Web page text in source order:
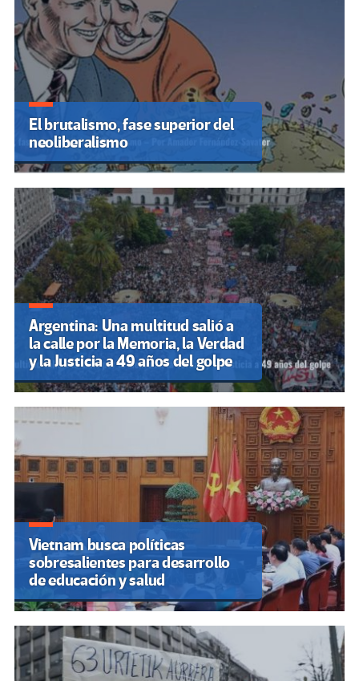
El brutalismo, fase superior del
neoliberalismo
Argentina: Una multitud salió a
la calle por la Memoria, la Verdad
y la Justicia a 49 años del golpe
Vietnam busca políticas
sobresalientes para desarrollo
de educación y salud